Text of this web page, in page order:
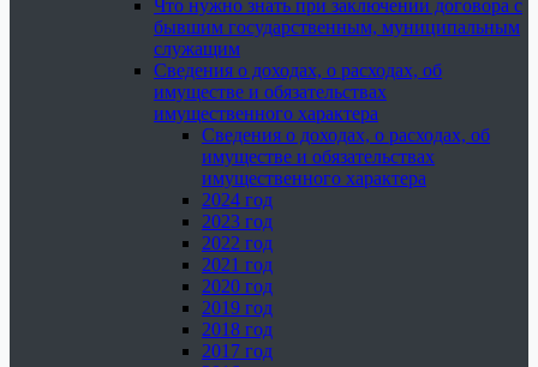
Что нужно знать при заключении договора с
бывшим государственным, муниципальным
служащим
Сведения о доходах, о расходах, об
имуществе и обязательствах
имущественного характера
Сведения о доходах, о расходах, об
имуществе и обязательствах
имущественного характера
2024 год
2023 год
2022 год
2021 год
2020 год
2019 год
2018 год
2017 год